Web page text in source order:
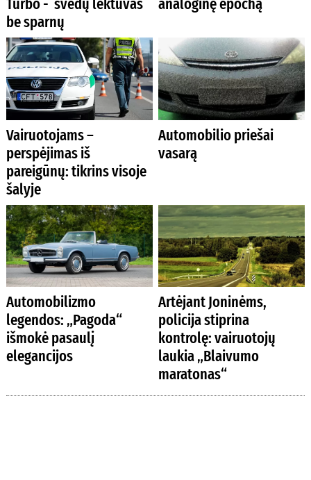
Turbo - švedų lėktuvas
be sparnų
analoginę epochą
Vairuotojams –
perspėjimas iš
pareigūnų: tikrins visoje
šalyje
Automobilio priešai
vasarą
Automobilizmo
legendos: „Pagoda“
išmokė pasaulį
elegancijos
Artėjant Joninėms,
policija stiprina
kontrolę: vairuotojų
laukia „Blaivumo
maratonas“